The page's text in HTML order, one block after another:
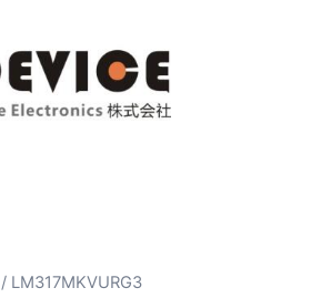
/ LM317MKVURG3